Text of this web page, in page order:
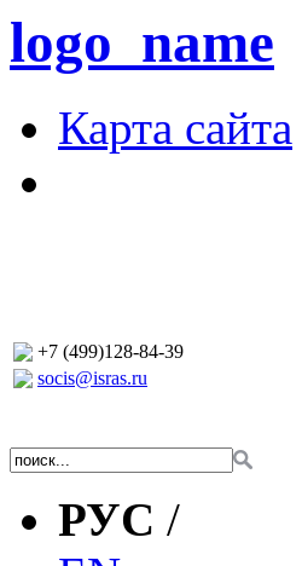
logo_name
Карта сайта
+7 (499)128-84-39
socis@isras.ru
РУС /